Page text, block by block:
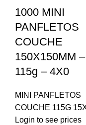
1000 MINI
PANFLETOS
COUCHE
150X150MM –
115g – 4X0
MINI PANFLETOS
COUCHE 115G
Login to see prices